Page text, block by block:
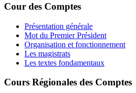
Cour des Comptes
Présentation générale
Mot du Premier Président
Organisation et fonctionnement
Les magistrats
Les textes fondamentaux
Cours Régionales des Comptes